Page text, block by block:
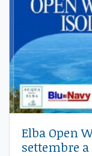
Elba Open
settembre